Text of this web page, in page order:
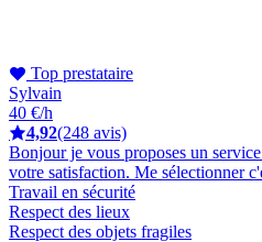
Top prestataire
Sylvain
40 €/h
4,92(248 avis)
Bonjour je vous proposes un
votre satisfaction. Me sélectionner
Travail en sécurité
Respect des lieux
Respect des objets fragiles